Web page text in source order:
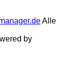
Alle
by